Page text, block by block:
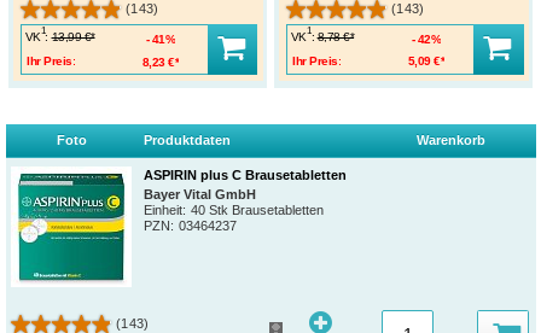
(143)
VK
1
: 13,99 €*
Ihr Preis:
8,23 €*
41%
(143)
VK
1
: 8,78 €*
Ihr Preis:
5,09 €*
42%
Foto Produktdaten Warenkorb
ASPIRIN plus C Brausetabletten
Bayer Vital GmbH
Einheit: 40 Stk Brausetabletten
PZN: 03464237
(143)